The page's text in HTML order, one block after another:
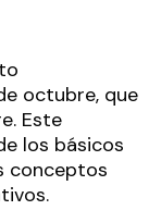
octubre, que
Este
los básicos
conceptos